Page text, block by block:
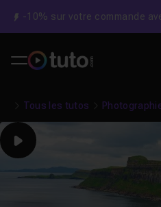
-10% sur votre commande
Tous les tutos
Play